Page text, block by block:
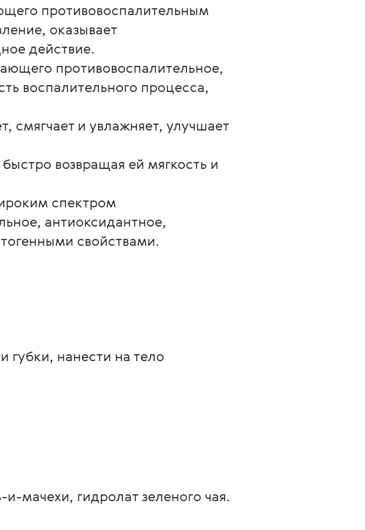
противовоспалительным
оказывает
действие.
противовоспалительное,
воспалительного процесса,
смягчает и увлажняет, улучшает
возвращая ей мягкость и
спектром
антиоксидантное,
свойствами.
губки, нанести на тело
мачехи, гидролат зеленого чая.